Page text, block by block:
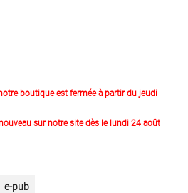
boutique est fermée à partir du jeudi
sur notre site dès le lundi 24 août
e-pub